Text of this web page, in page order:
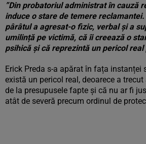
”Din probatoriul administrat în cauză
induce o stare de temere
pârâtul a agresat-o fizic, verbal și a
umilință pe victimă, că îi creează o
psihică și că reprezintă un pericol real
Erick Preda s-a apărat în fața instanței
există un pericol real, deoarece a
de la presupusele fapte și că nu ar fi
atât de severă precum ordinul de